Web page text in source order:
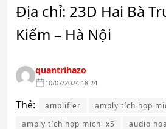
Địa chỉ: 23D Hai Bà
Kiếm – Hà Nội
quantrihazo
10/07/2024 18:24
Thẻ: amplifier
amply tích hợp
amply tích hợp michi x5
audio